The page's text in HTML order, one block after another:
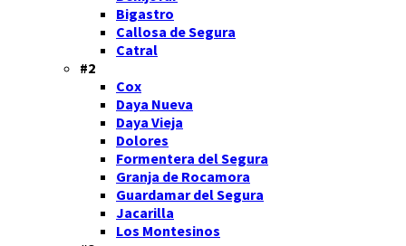
Bigastro
Callosa de Segura
Catral
#2
Cox
Daya Nueva
Daya Vieja
Dolores
Formentera del Segura
Granja de Rocamora
Guardamar del Segura
Jacarilla
Los Montesinos